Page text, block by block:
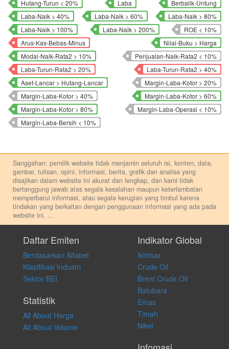
Hutang-Turun < 20%
Laba
Berbalik-Untung
Laba-Naik > 40%
Laba-Naik > 60%
Laba-Naik > 80%
Laba-Naik > 100%
Laba-Naik > 200%
ROE < 10%
Arus-Kas-Bebas-Minus
Nilai-Buku > Harga
Modal-Naik-Rata2 > 10%
Penjualan-Naik-Rata2 < 10%
Laba-Turun-Rata2 > 20%
Laba-Turun-Rata2 > 40%
Aset-Lancar > Hutang-Lancar
Margin-Laba-Kotor > 20%
Margin-Laba-Kotor > 40%
Margin-Laba-Kotor > 60%
Margin-Laba-Kotor > 80%
Margin-Laba-Operasi < 10%
Margin-Laba-Bersih < 10%
Sanggahan: pemilik website tidak menjamin seluruh isi, konten, data,
gambar, tulisan, opini, informasi, berita, grafik dan analisa yang
disajikan dalam website ini akurat dan lengkap, dan kami tidak
bertanggung jawab atas segala kesalahan maupun keterlambatan
memperbarui informasi, atau segala kerugian yang timbul karena
tindakan yang berkaitan dengan penggunaan informasi yang ada pada
website ini. ...
pribadi. Kami tidak memberi anjuran, saran, rekomendasi untuk
membeli, menjual atau melakukan aktivitas lain yang terkait dengan
transaksi perdagangan apapun, dan kami tidak bertanggung jawab
atas keputusan investasi yang dilakukan dalam kondisi dan situasi
apapun juga, yang diakibatkan secara langsung maupun tidak
langsung atas konten pada website ini.
Daftar Emiten
Berdasarkan Alfabet
Klasifikasi Industri
Sektor BEI
Statistik
All About Harga
All About Volume
Indikator Global
Ikhtisar
Crude Oil
Brent Crude Oil
Batubara
Emas
Timah
Nikel